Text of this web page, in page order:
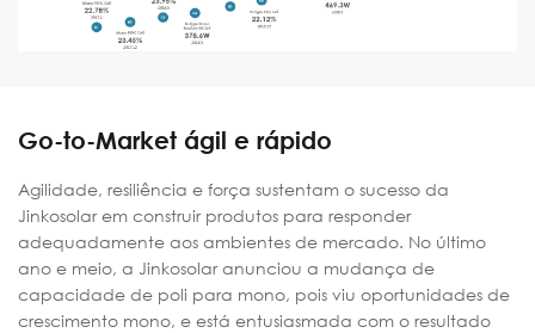
Go-to-Market ágil e rápido
Agilidade, resiliência e força sustentam o sucesso da
Jinkosolar em construir produtos para responder
adequadamente aos ambientes de mercado. No último
ano e meio, a Jinkosolar anunciou a mudança de
capacidade de poli para mono, pois viu oportunidades de
crescimento mono, e está entusiasmada com o resultado